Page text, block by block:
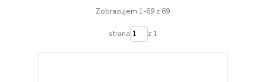
Zobrazujem 1-69 z 69
strana z 1